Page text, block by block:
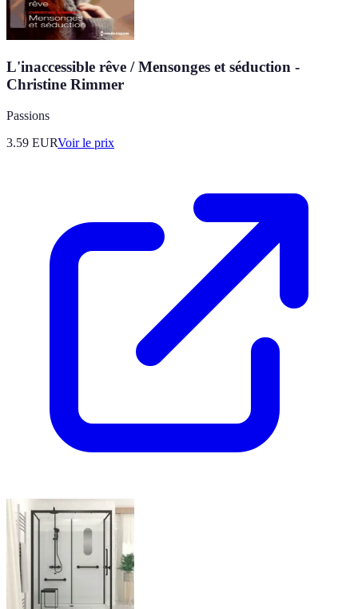
L'inaccessible rêve / Mensonges et séduction -
Christine Rimmer
Passions
3.59 EURVoir le prix